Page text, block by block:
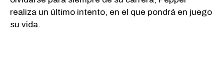
realiza un último intento, en el que pondrá en juego
su vida.